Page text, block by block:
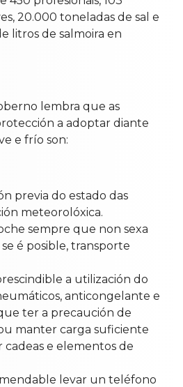
20.000 toneladas de sal e
litros de salmoira en
lembra que as
a adoptar diante
e frío son:
previa do estado das
meteorolóxica.
sempre que non sexa
é posible, transporte
a utilización do
anticongelante e
ter a precaución de
manter carga suficiente
cadeas e elementos de
levar un teléfono